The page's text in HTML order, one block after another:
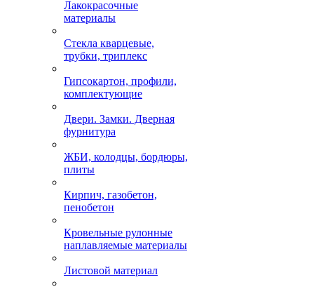
Лакокрасочные
материалы
Стекла кварцевые,
трубки, триплекс
Гипсокартон, профили,
комплектующие
Двери. Замки. Дверная
фурнитура
ЖБИ, колодцы, бордюры,
плиты
Кирпич, газобетон,
пенобетон
Кровельные рулонные
наплавляемые материалы
Листовой материал